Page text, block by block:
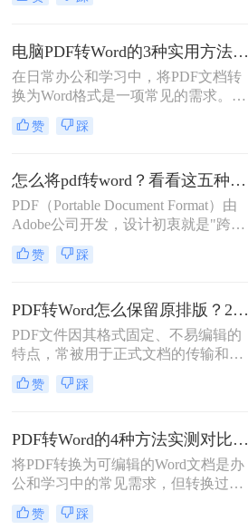
PDF格式虽然便于分享和保持格式一
找到一种高效、便捷的在线转换方法
显得尤为重要。那么在线pdf怎么转换
成word文档呢？本文将介绍两种在线
将PDF转换成Word文档的方法。
电脑PDF转Word的3种实用方法对比：转换软件、Word内置功能与在线工具详解！
在日常办公和学习中，将PDF文档转
换为Word格式是一项常见的需求。
Word文档因其易于编辑和修改的特点
而备受青睐。那么电脑上pdf怎么转换
换成Word的实用方法。
赞 踩
怎么将pdf转word？看看这五种转换方法！
PDF（Portable Document Format）由
Adobe公司开发，设计初衷就是"跨设
备一致性呈现"——无论在什么设备
上打开，排版都完全一样。这个优点
用固定坐标记录每个文字、图形的精
确位置，而Word是流式排版，内容从
上到下流动、自动换行。
赞 踩
PDF转Word怎么保留原排版？2种方法对比：Adobe Acrobat DC与专业转换软件实测
PDF文件因其格式固定、不易编辑的
特点，常被用于正式文档的传输和存
档。然而，当我们需要编辑PDF内容
时，将其转换为Word文档是常见需
乱，影响使用体验。那么pdf转word怎
么保留原排版呢？本文将介绍两种方
法，帮助你在PDF转Word时尽可能保
留原排版。
赞 踩
PDF转Word的4种方法实测对比：在线工具、Adobe Acrobat、Word内置与OCR识别方案选择！
将PDF转换为可编辑的Word文档是办
公和学习中的常见需求，但转换过程
中常出现格式错乱、图片丢失等问
题。那么pdf文档怎么转换成word格式
赞 踩